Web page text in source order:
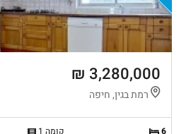
3,280,000 ₪
רמת בגין, חיפה
6 קומה 1